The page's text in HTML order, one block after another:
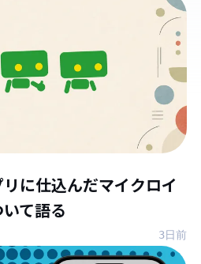
リに仕込んだマイクロイ
て語る
3日前